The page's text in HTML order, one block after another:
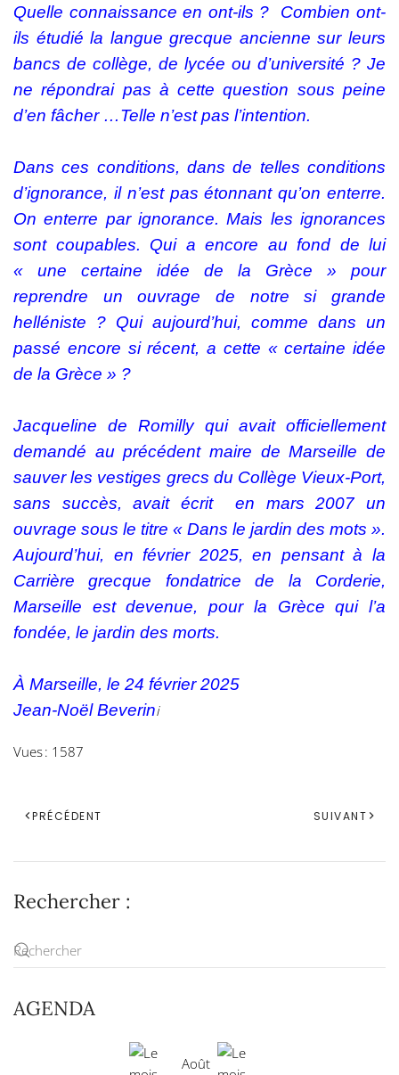
Quelle connaissance en ont-ils ? Combien ont-
ils étudié la langue grecque ancienne sur leurs
bancs de collège, de lycée ou d’université ? Je
ne répondrai pas à cette question sous peine
d’en fâcher …Telle n’est pas l’intention.
Dans ces conditions, dans de telles conditions
d’ignorance, il n’est pas étonnant qu’on enterre.
On enterre par ignorance. Mais les ignorances
sont coupables. Qui a encore au fond de lui
« une certaine idée de la Grèce » pour
reprendre un ouvrage de notre si grande
helléniste ? Qui aujourd’hui, comme dans un
passé encore si récent, a cette « certaine idée
de la Grèce » ?
Jacqueline de Romilly qui avait officiellement
demandé au précédent maire de Marseille de
sauver les vestiges grecs du Collège Vieux-Port,
sans succès, avait écrit en mars 2007 un
ouvrage sous le titre « Dans le jardin des mots ».
Aujourd’hui, en février 2025, en pensant à la
Carrière grecque fondatrice de la Corderie,
Marseille est devenue, pour la Grèce qui l’a
fondée, le jardin des morts.
À Marseille, le 24 février 2025
Jean-Noël Beverini
Vues : 1587
PRÉCÉDENT SUIVANT
Rechercher :
AGENDA
Août